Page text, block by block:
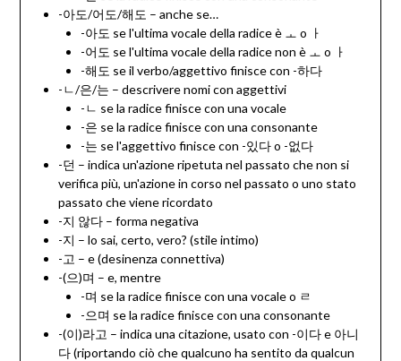
-아도/어도/해도 – anche se…
-아도 se l'ultima vocale della radice è ㅗ o ㅏ
-어도 se l'ultima vocale della radice non è ㅗ o ㅏ
-해도 se il verbo/aggettivo finisce con -하다
-ㄴ/은/는 – descrivere nomi con aggettivi
-ㄴ se la radice finisce con una vocale
-은 se la radice finisce con una consonante
-는 se l'aggettivo finisce con -있다 o -없다
-던 – indica un'azione ripetuta nel passato che non si
verifica più, un'azione in corso nel passato o uno stato
passato che viene ricordato
-지 않다 – forma negativa
-지 – lo sai, certo, vero? (stile intimo)
-고 – e (desinenza connettiva)
-(으)며 – e, mentre
-며 se la radice finisce con una vocale o ㄹ
-으며 se la radice finisce con una consonante
-(이)라고 – indica una citazione, usato con -이다 e 아니
다 (riportando ciò che qualcuno ha sentito da qualcun